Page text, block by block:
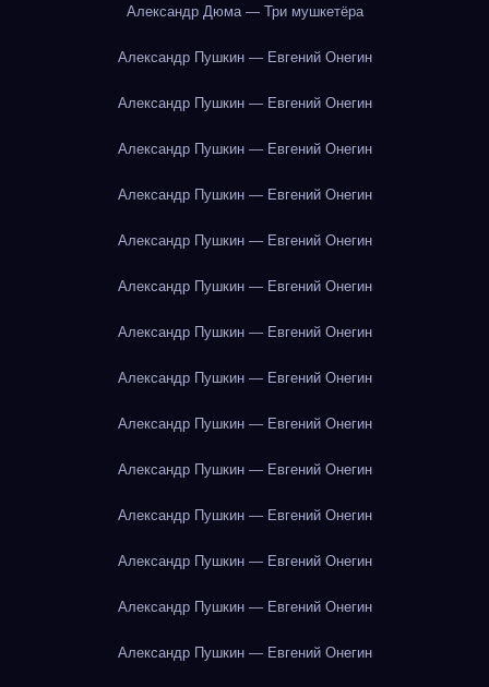
Александр Дюма — Три мушкетёра
Александр Пушкин — Евгений Онегин
Александр Пушкин — Евгений Онегин
Александр Пушкин — Евгений Онегин
Александр Пушкин — Евгений Онегин
Александр Пушкин — Евгений Онегин
Александр Пушкин — Евгений Онегин
Александр Пушкин — Евгений Онегин
Александр Пушкин — Евгений Онегин
Александр Пушкин — Евгений Онегин
Александр Пушкин — Евгений Онегин
Александр Пушкин — Евгений Онегин
Александр Пушкин — Евгений Онегин
Александр Пушкин — Евгений Онегин
Александр Пушкин — Евгений Онегин